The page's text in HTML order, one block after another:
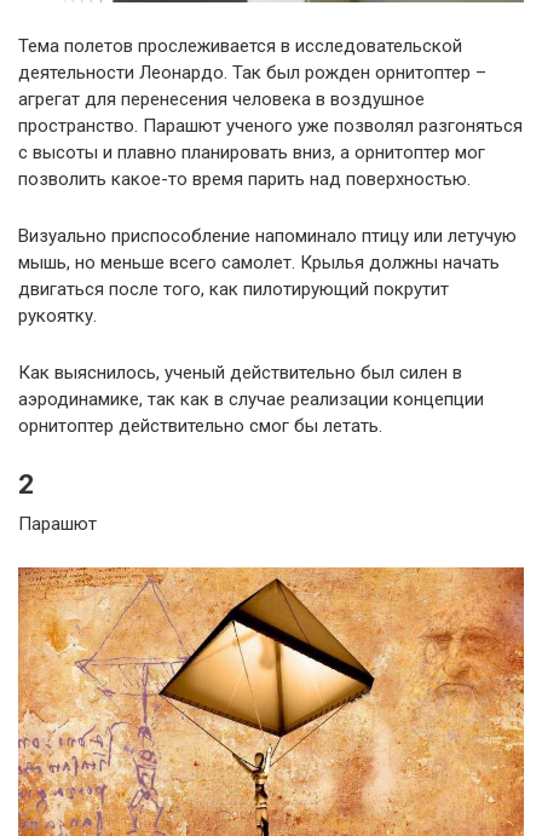
Тема полетов прослеживается в исследовательской
деятельности Леонардо. Так был рожден орнитоптер –
агрегат для перенесения человека в воздушное
пространство. Парашют ученого уже позволял разгоняться
с высоты и плавно планировать вниз, а орнитоптер мог
позволить какое-то время парить над поверхностью.
Визуально приспособление напоминало птицу или летучую
мышь, но меньше всего самолет. Крылья должны начать
двигаться после того, как пилотирующий покрутит
рукоятку.
Как выяснилось, ученый действительно был силен в
аэродинамике, так как в случае реализации концепции
орнитоптер действительно смог бы летать.
2
Парашют